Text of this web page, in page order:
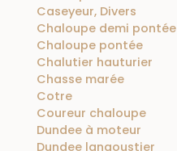
Caseyeur, Divers
Chaloupe demi pontée
Chaloupe pontée
Chalutier hauturier
Chasse marée
Cotre
Coureur chaloupe
Dundee à moteur
Dundee langoustier